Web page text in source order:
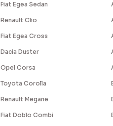
Fiat Egea Sedan
Renault Clio
Fiat Egea Cross
Dacia Duster
Opel Corsa
Toyota Corolla
Renault Megane
Fiat Doblo Combi